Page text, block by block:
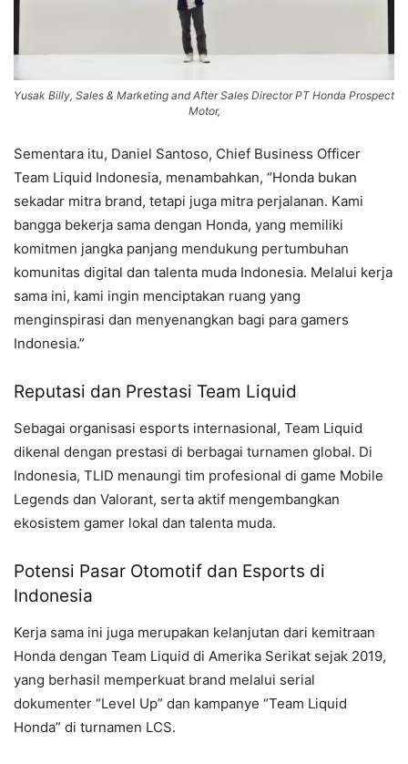
Yusak Billy, Sales & Marketing and After Sales Director PT Honda Prospect
Motor,
Sementara itu, Daniel Santoso, Chief Business Officer
Team Liquid Indonesia, menambahkan, “Honda bukan
sekadar mitra brand, tetapi juga mitra perjalanan. Kami
bangga bekerja sama dengan Honda, yang memiliki
komitmen jangka panjang mendukung pertumbuhan
komunitas digital dan talenta muda Indonesia. Melalui kerja
sama ini, kami ingin menciptakan ruang yang
menginspirasi dan menyenangkan bagi para gamers
Indonesia.”
Reputasi dan Prestasi Team Liquid
Sebagai organisasi esports internasional, Team Liquid
dikenal dengan prestasi di berbagai turnamen global. Di
Indonesia, TLID menaungi tim profesional di game Mobile
Legends dan Valorant, serta aktif mengembangkan
ekosistem gamer lokal dan talenta muda.
Potensi Pasar Otomotif dan Esports di
Indonesia
Kerja sama ini juga merupakan kelanjutan dari kemitraan
Honda dengan Team Liquid di Amerika Serikat sejak 2019,
yang berhasil memperkuat brand melalui serial
dokumenter “Level Up” dan kampanye “Team Liquid
Honda” di turnamen LCS.